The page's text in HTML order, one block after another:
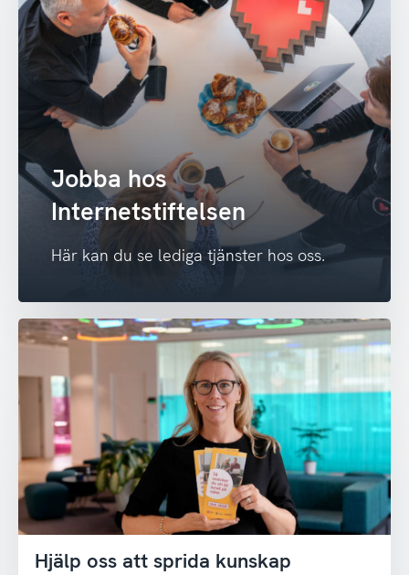
Jobba hos
Internetstiftelsen
Här kan du se lediga tjänster hos oss.
Hjälp oss att sprida kunskap